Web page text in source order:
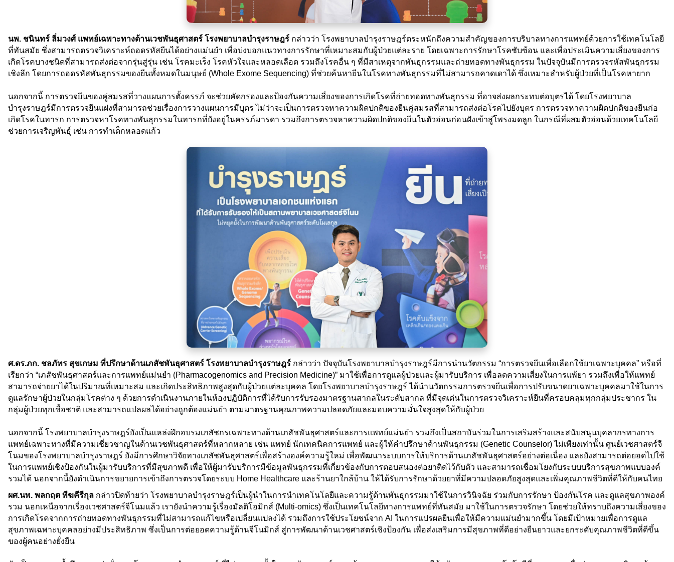
นพ. ชนินทร์ ลิ่มวงศ์ แพทย์เฉพาะทางด้านเวชพันธุศาสตร์ โรงพยาบาลบำรุงราษฎร์ กล่าวว่า โรงพยาบาลบำรุงราษฎร์ตระหนักถึงความสำคัญของการบริบาลทางการแพทย์ด้วยการใช้เทคโนโลยี
ที่ทันสมัย ซึ่งสามารถตรวจวิเคราะห์ถอดรหัสยีนได้อย่างแม่นยำ เพื่อบ่งบอกแนวทางการรักษาที่เหมาะสมกับผู้ป่วยแต่ละราย โดยเฉพาะการรักษาโรคซับซ้อน และเพื่อประเมินความเสี่ยงของการ
เกิดโรคบางชนิดที่สามารถส่งต่อจากรุ่นสู่รุ่น เช่น โรคมะเร็ง โรคหัวใจและหลอดเลือด รวมถึงโรคอื่น ๆ ที่มีสาเหตุจากพันธุกรรมและถ่ายทอดทางพันธุกรรม ในปัจจุบันมีการตรวจรหัสพันธุกรรม
เชิงลึก โดยการถอดรหัสพันธุกรรมของยีนทั้งหมดในมนุษย์ (Whole Exome Sequencing) ที่ช่วยค้นหายีนในโรคทางพันธุกรรมที่ไม่สามารถคาดเดาได้ ซึ่งเหมาะสำหรับผู้ป่วยที่เป็นโรคหายาก
นอกจากนี้ การตรวจยีนของคู่สมรสที่วางแผนการตั้งครรภ์ จะช่วยคัดกรองและป้องกันความเสี่ยงของการเกิดโรคที่ถ่ายทอดทางพันธุกรรม ที่อาจส่งผลกระทบต่อบุตรได้ โดยโรงพยาบาล
บำรุงราษฎร์มีการตรวจยีนแฝงที่สามารถช่วยเรื่องการวางแผนการมีบุตร ไม่ว่าจะเป็นการตรวจหาความผิดปกติของยีนคู่สมรสที่สามารถส่งต่อโรคไปยังบุตร การตรวจหาความผิดปกติของยีนก่อ
เกิดโรคในทารก การตรวจหาโรคทางพันธุกรรมในทารกที่ยังอยู่ในครรภ์มารดา รวมถึงการตรวจหาความผิดปกติของยีนในตัวอ่อนก่อนฝังเข้าสู่โพรงมดลูก ในกรณีที่ผสมตัวอ่อนด้วยเทคโนโลยี
ช่วยการเจริญพันธุ์ เช่น การทำเด็กหลอดแก้ว
ศ.ดร.ภก. ชลภัทร สุขเกษม ที่ปรึกษาด้านเภสัชพันธุศาสตร์ โรงพยาบาลบำรุงราษฎร์ กล่าวว่า ปัจจุบันโรงพยาบาลบำรุงราษฎร์มีการนำนวัตกรรม “การตรวจยีนเพื่อเลือกใช้ยาเฉพาะบุคคล” หรือที่
เรียกว่า “เภสัชพันธุศาสตร์และการแพทย์แม่นยำ (Pharmacogenomics and Precision Medicine)” มาใช้เพื่อการดูแลผู้ป่วยและผู้มารับบริการ เพื่อลดความเสี่ยงในการแพ้ยา รวมถึงเพื่อให้แพทย์
สามารถจ่ายยาได้ในปริมาณที่เหมาะสม และเกิดประสิทธิภาพสูงสุดกับผู้ป่วยแต่ละบุคคล โดยโรงพยาบาลบำรุงราษฎร์ ได้นำนวัตกรรมการตรวจยีนเพื่อการปรับขนาดยาเฉพาะบุคคลมาใช้ในการ
ดูแลรักษาผู้ป่วยในกลุ่มโรคต่าง ๆ ด้วยการดำเนินงานภายในห้องปฏิบัติการที่ได้รับการรับรองมาตรฐานสากลในระดับสากล ที่มีจุดเด่นในการตรวจวิเคราะห์ยีนที่ครอบคลุมทุกกลุ่มประชากร ใน
กลุ่มผู้ป่วยทุกเชื้อชาติ และสามารถแปลผลได้อย่างถูกต้องแม่นยำ ตามมาตรฐานคุณภาพความปลอดภัยและมอบความมั่นใจสูงสุดให้กับผู้ป่วย
นอกจากนี้ โรงพยาบาลบำรุงราษฎร์ยังเป็นแหล่งฝึกอบรมเภสัชกรเฉพาะทางด้านเภสัชพันธุศาสตร์และการแพทย์แม่นยำ รวมถึงเป็นสถาบันร่วมในการเสริมสร้างและสนับสนุนบุคลากรทางการ
แพทย์เฉพาะทางที่มีความเชี่ยวชาญในด้านเวชพันธุศาสตร์ที่หลากหลาย เช่น แพทย์ นักเทคนิคการแพทย์ และผู้ให้คำปรึกษาด้านพันธุกรรม (Genetic Counselor) ไม่เพียงเท่านั้น ศูนย์เวชศาสตร์จี
โนมของโรงพยาบาลบำรุงราษฎร์ ยังมีการศึกษาวิจัยทางเภสัชพันธุศาสตร์เพื่อสร้างองค์ความรู้ใหม่ เพื่อพัฒนาระบบการให้บริการด้านเภสัชพันธุศาสตร์อย่างต่อเนื่อง และยังสามารถต่อยอดไปใช้
ในการแพทย์เชิงป้องกันในผู้มารับบริการที่มีสุขภาพดี เพื่อให้ผู้มารับบริการมีข้อมูลพันธุกรรมที่เกี่ยวข้องกับการตอบสนองต่อยาติดไว้กับตัว และสามารถเชื่อมโยงกับระบบบริการสุขภาพแบบองค์
รวมได้ นอกจากนี้ยังดำเนินการขยายการเข้าถึงการตรวจโดยระบบ Home Healthcare และร้านยาใกล้บ้าน ให้ได้รับการรักษาด้วยยาที่มีความปลอดภัยสูงสุดและเพิ่มคุณภาพชีวิตที่ดีให้กับคนไทย
ผศ.นพ. พลกฤต ทีฆคีรีกุล กล่าวปิดท้ายว่า โรงพยาบาลบำรุงราษฎร์เป็นผู้นำในการนำเทคโนโลยีและความรู้ด้านพันธุกรรมมาใช้ในการวินิจฉัย ร่วมกับการรักษา ป้องกันโรค และดูแลสุขภาพองค์
รวม นอกเหนือจากเรื่องเวชศาสตร์จีโนมแล้ว เรายังนำความรู้เรื่องมัลติโอมิกส์ (Multi-omics) ซึ่งเป็นเทคโนโลยีทางการแพทย์ที่ทันสมัย มาใช้ในการตรวจรักษา โดยช่วยให้ทราบถึงความเสี่ยงของ
การเกิดโรคจากการถ่ายทอดทางพันธุกรรมที่ไม่สามารถแก้ไขหรือเปลี่ยนแปลงได้ รวมถึงการใช้ประโยชน์จาก AI ในการแปรผลยีนเพื่อให้มีความแม่นยำมากขึ้น โดยมีเป้าหมายเพื่อการดูแล
สุขภาพเฉพาะบุคคลอย่างมีประสิทธิภาพ ซึ่งเป็นการต่อยอดความรู้ด้านจีโนมิกส์ สู่การพัฒนาด้านเวชศาสตร์เชิงป้องกัน เพื่อส่งเสริมการมีสุขภาพที่ดีอย่างยืนยาวและยกระดับคุณภาพชีวิตที่ดีขึ้น
ของผู้คนอย่างยั่งยืน